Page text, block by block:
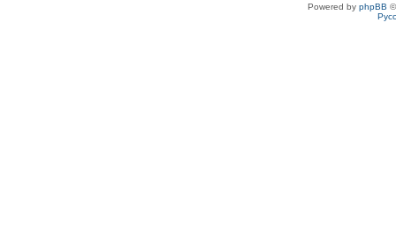
Powered by phpBB